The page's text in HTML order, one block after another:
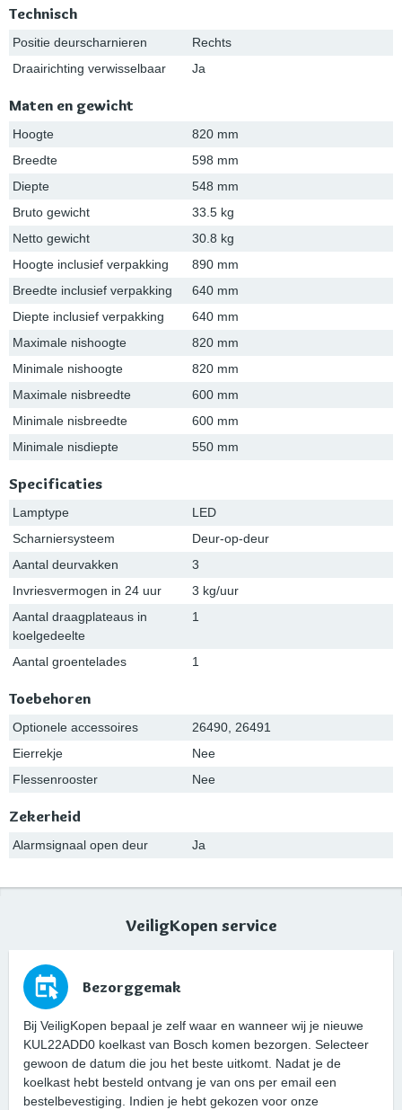
Technisch
Positie deurscharnieren
Rechts
Draairichting verwisselbaar
Ja
Maten en gewicht
Hoogte
820 mm
Breedte
598 mm
Diepte
548 mm
Bruto gewicht
33.5 kg
Netto gewicht
30.8 kg
Hoogte inclusief verpakking
890 mm
Breedte inclusief verpakking
640 mm
Diepte inclusief verpakking
640 mm
Maximale nishoogte
820 mm
Minimale nishoogte
820 mm
Maximale nisbreedte
600 mm
Minimale nisbreedte
600 mm
Minimale nisdiepte
550 mm
Specificaties
Lamptype
LED
Scharniersysteem
Deur-op-deur
Aantal deurvakken
3
Invriesvermogen in 24 uur
3 kg/uur
Aantal draagplateaus in
koelgedeelte
1
Aantal groentelades 1
Toebehoren
Optionele accessoires
26490, 26491
Eierrekje
Nee
Flessenrooster
Nee
Zekerheid
Alarmsignaal open deur Ja
VeiligKopen service
Bezorggemak
Bij VeiligKopen bepaal je zelf waar en wanneer wij je nieuwe
KUL22ADD0 koelkast van Bosch komen bezorgen. Selecteer
gewoon de datum die jou het beste uitkomt. Nadat je de
koelkast hebt besteld ontvang je van ons per email een
bestelbevestiging. Indien je hebt gekozen voor onze